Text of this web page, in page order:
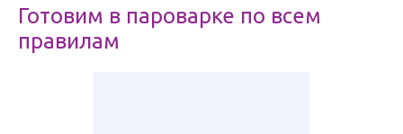
Готовим в пароварке по всем
правилам